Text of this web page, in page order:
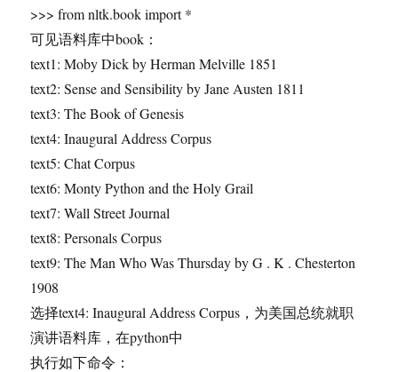
>>> from nltk.book import *
可见语料库中book：
text1: Moby Dick by Herman Melville 1851
text2: Sense and Sensibility by Jane Austen 1811
text3: The Book of Genesis
text4: Inaugural Address Corpus
text5: Chat Corpus
text6: Monty Python and the Holy Grail
text7: Wall Street Journal
text8: Personals Corpus
text9: The Man Who Was Thursday by G . K . Chesterton
1908
选择text4: Inaugural Address Corpus，为美国总统就职
演讲语料库，在python中
执行如下命令：